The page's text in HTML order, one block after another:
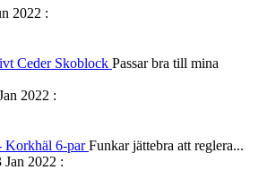
2022 :
Ceder Skoblock Passar bra till mina
2022 :
Korkhäl 6-parFunkar jättebra att reglera...
Jan 2022 :